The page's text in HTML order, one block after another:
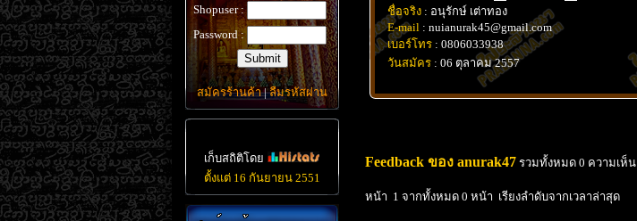
Shopuser :
Password :
สมัครร้านค้า|ลืมรหัสผ่าน
เก็บสถิติโดย
ตั้งแต่ 16 กันยายน 2551
ชื่อจริง : อนุรักษ์ เต่าทอง
E-mail : nuianurak45@gmail.com
เบอร์โทร : 0806033938
วันสมัคร : 06 ตุลาคม 2557
Feedback ของ anurak47 รวมทั้งหมด 0 ความเห็น
หน้า 1 จากทั้งหมด 0 หน้า เรียงลำดับจากเวลาล่าสุด